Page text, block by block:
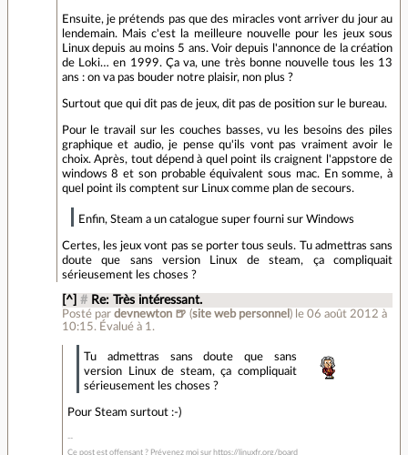
Ensuite, je prétends pas que des miracles vont arriver du jour au
lendemain. Mais c'est la meilleure nouvelle pour les jeux sous
Linux depuis au moins 5 ans. Voir depuis l'annonce de la création
de Loki… en 1999. Ça va, une très bonne nouvelle tous les 13
ans : on va pas bouder notre plaisir, non plus ?
Surtout que qui dit pas de jeux, dit pas de position sur le bureau.
Pour le travail sur les couches basses, vu les besoins des piles
graphique et audio, je pense qu'ils vont pas vraiment avoir le
choix. Après, tout dépend à quel point ils craignent l'appstore de
windows 8 et son probable équivalent sous mac. En somme, à
quel point ils comptent sur Linux comme plan de secours.
Enfin, Steam a un catalogue super fourni sur Windows
Certes, les jeux vont pas se porter tous seuls. Tu admettras sans
doute que sans version Linux de steam, ça compliquait
sérieusement les choses ?
[^] # Re: Très intéressant.
Posté pardevnewton 🍺 (site web personnel ) le 06 août 2012 à
10:15. Évalué à 1.
Tu admettras sans doute que sans
version Linux de steam, ça compliquait
sérieusement les choses ?
Pour Steam surtout :-)
Ce post est offensant ? Prévenez moi sur https://linuxfr.org/board